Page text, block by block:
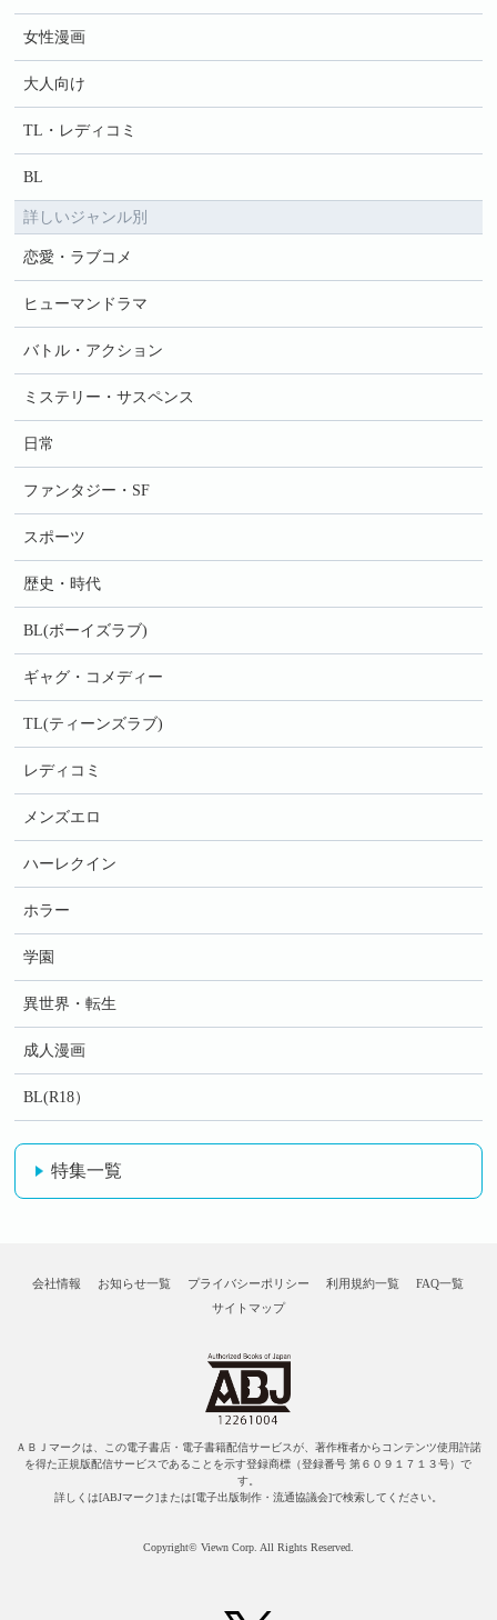
女性漫画
大人向け
TL・レディコミ
BL
詳しいジャンル別
恋愛・ラブコメ
ヒューマンドラマ
バトル・アクション
ミステリー・サスペンス
日常
ファンタジー・SF
スポーツ
歴史・時代
BL(ボーイズラブ)
ギャグ・コメディー
TL(ティーンズラブ)
レディコミ
メンズエロ
ハーレクイン
ホラー
学園
異世界・転生
成人漫画
BL(R18）
特集一覧
会社情報 お知らせ一覧 プライバシーポリシー 利用規約一覧
FAQ一覧
サイトマップ
ＡＢＪマークは、この電子書店・電子書籍配信サービスが、著作権者からコンテンツ使用許諾
を得た正規版配信サービスであることを示す登録商標（登録番号 第６０９１７１３号）で
す。
詳しくは[ABJマーク]または[電子出版制作・流通協議会]で検索してください。
Copyright© Viewn Corp. All Rights Reserved.